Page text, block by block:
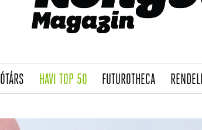
(CURRENT)
HAVI TOP 50(CURRENT)
FUTUROTHECA(CURRENT)